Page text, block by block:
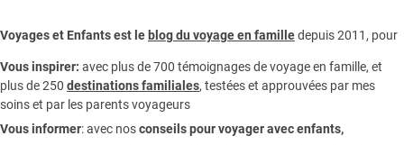
Voyages et Enfants est le blog du voyage en familledepuis 2011, pour
Vous inspirer: avec plus de 700 témoignages devoyage en famille, et
plus de 250 destinations familiales, testées et approuvées par mes
soins et par les parents voyageurs
Vous informer:avec nosconseils pour voyager avec enfants,